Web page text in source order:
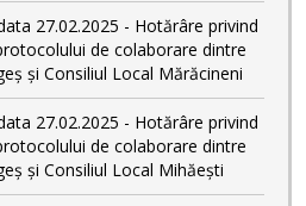
27.02.2025 - Hotărâre privind
de colaborare dintre
și Consiliul Local Mărăcineni
27.02.2025 - Hotărâre privind
de colaborare dintre
și Consiliul Local Mihăești